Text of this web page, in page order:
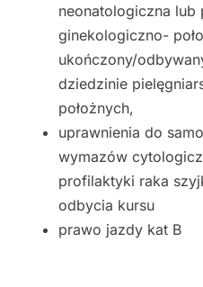
neonatologiczna lub
ginekologiczno-
ukończony/
dziedzinie
położnych,
uprawnienia do
wymazów
profilaktyki raka
odbycia kursu
prawo jazdy kat B